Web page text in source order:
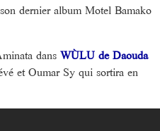
dernier album Motel Bamako
dans WÙLU de Daouda
et Oumar Sy qui sortira en